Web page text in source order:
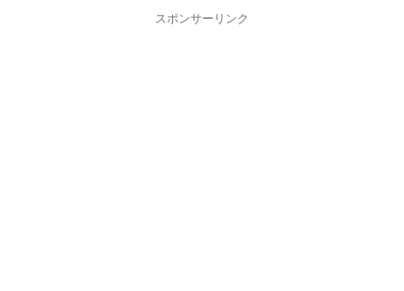
スポンサーリンク